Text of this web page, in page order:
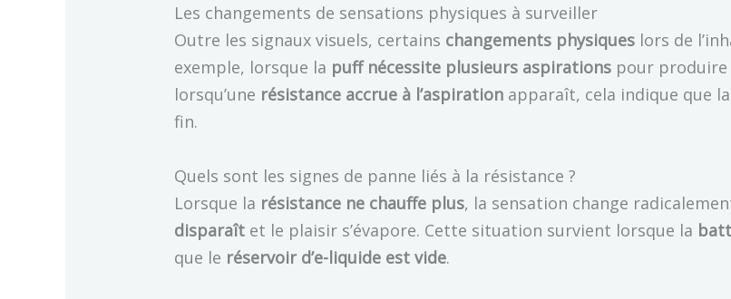
Les changements de sensations physiques à surveiller
Outre les signaux visuels, certains changements physiques lors de
exemple, lorsque la puff nécessite plusieurs aspirations pour produire
lorsqu’une résistance accrue à l’aspiration apparaît, cela indique que la
fin.
Quels sont les signes de panne liés à la résistance ?
Lorsque la résistance ne chauffe plus, la sensation change
disparaît et le plaisir s’évapore. Cette situation survient lorsque la
que le réservoir d’e-liquide est vide.